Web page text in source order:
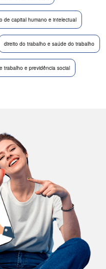
de capital humano e intelectual
direito do trabalho e saúde do trabalho
trabalho e previdência social